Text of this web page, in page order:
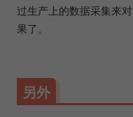
过生产上的数据采集来
果了。
另外